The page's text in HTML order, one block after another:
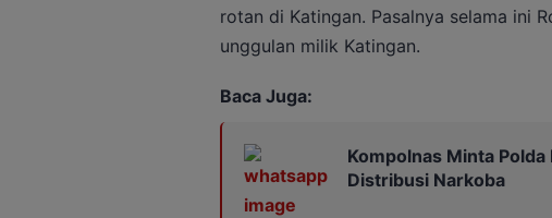
rotan di Katingan. Pasalnya selama ini
unggulan milik Katingan.
Baca Juga:
Kompolnas Minta
Distribusi Narkoba